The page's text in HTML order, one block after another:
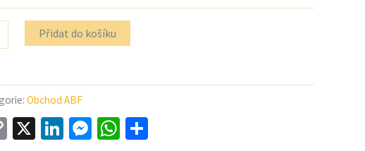
Přidat do košíku
Obchod ABF
Copy
X LinkedIn
Messenger
WhatsApp